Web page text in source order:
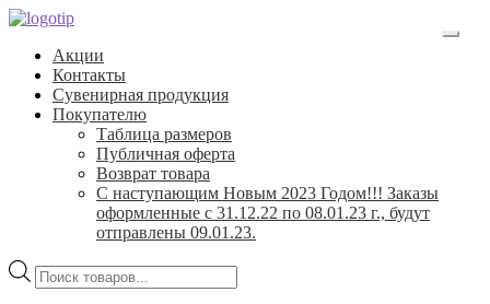
Перейти
навигации
Перейти
содержимому
Акции
Контакты
Сувенирная продукция
Покупателю
Таблица размеров
Публичная оферта
Возврат товара
С наступающим Новым 2023 Годом!!! Заказы
оформленные с 31.12.22 по 08.01.23 г., будут
отправлены 09.01.23.
Поиск
товаров